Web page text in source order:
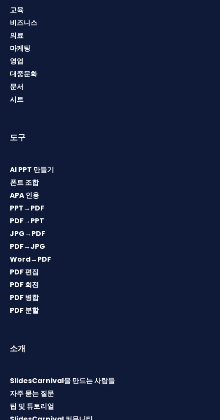
교육
비즈니스
의료
마케팅
영업
대중문화
문서
시트
도구
AI PPT 만들기
폰트 조합
APA 인용
PPT→PDF
PDF→PPT
JPG→PDF
PDF→JPG
Word→PDF
PDF 편집
PDF 회전
PDF 병합
PDF 분할
소개
SlidesCarnival을 만드는 사람들
자주 묻는 질문
팁 및 튜토리얼